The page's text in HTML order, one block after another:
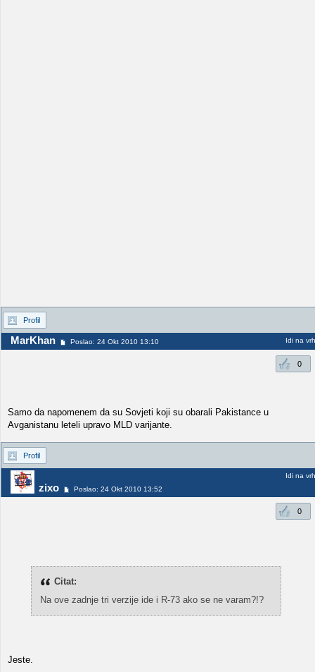
Profil
MarKhan Poslao: 24 Okt 2010 13:10 Idi na vrh
0
Samo da napomenem da su Sovjeti koji su obarali Pakistance u
Avganistanu leteli upravo MLD varijante.
Profil
zixo Poslao: 24 Okt 2010 13:52
Idi na vrh
0
Citat:
Na ove zadnje tri verzije ide i R-73 ako se ne varam?!?
Jeste.